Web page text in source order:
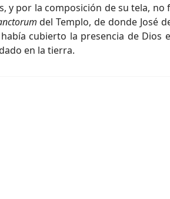
y por la composición de su tela, no
del Templo, de donde José
cubierto la presencia de Dios
en la tierra.